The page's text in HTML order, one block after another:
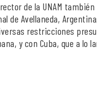
de la UNAM
de Avellaneda,
restricciones
y con Cuba, que a lo